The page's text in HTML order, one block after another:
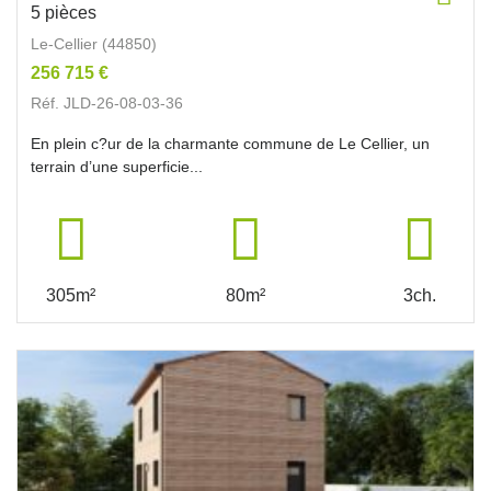
5 pièces
Le-Cellier (44850)
256 715 €
Réf. JLD-26-08-03-36
En plein c?ur de la charmante commune de Le Cellier, un
terrain d’une superficie...
305m² 80m² 3ch.